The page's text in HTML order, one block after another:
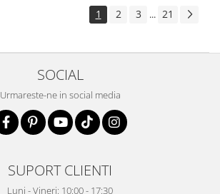
1 2 3 ... 21
SOCIAL
Urmareste-ne in social media
SUPORT CLIENTI
Luni - Vineri: 10:00 - 17:30